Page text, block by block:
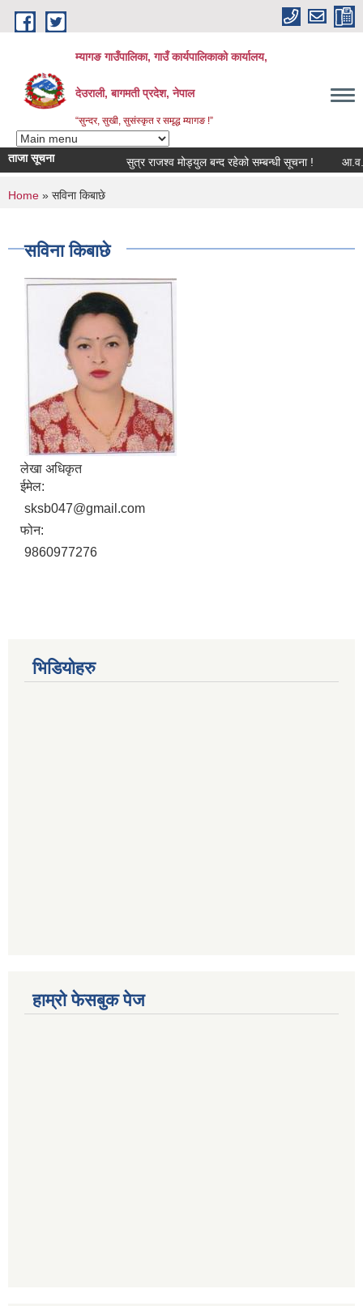
Skip to main content
म्यागङ गाउँपालिका, गाउँ कार्यपालिकाको कार्यालय,
देउराली, बागमती प्रदेश, नेपाल
“सुन्दर, सुखी, सुसंस्कृत र समृद्ध म्यागङ !”
ताजा सूचना सुत्र राजश्व मोड्युल बन्द रहेको सम्बन्धी सूचना ! आ.व.
You are here
Home » सविना किबाछे
सविना किबाछे
लेखा अधिकृत
ईमेल:
sksb047@gmail.com
फोन:
9860977276
भिडियोहरु
हाम्रो फेसबुक पेज